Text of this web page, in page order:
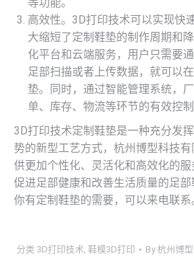
高效性。3D打印技术可以实现快
大缩短了定制鞋垫的制作周期和
化平台和云端服务，用户只需要
足部扫描或者上传数据，就可以
垫。同时，通过智能管理系统，
单、库存、物流等环节的有效控制
3D打印技术定制鞋垫是一种充分发
势的新型工艺方式，杭州博型科技
供更加个性化、灵活化和高效化的
促进足部健康和改善生活质量的足
你有定制鞋垫的需要，可以来电联系
分类 3D打印技术, 鞋模3D打印 By杭州博